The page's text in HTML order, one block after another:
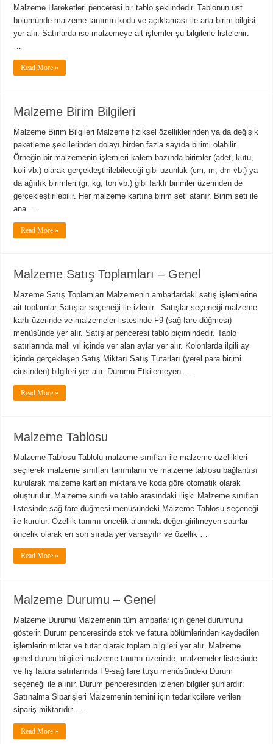
Malzeme Hareketleri penceresi bir tablo şeklindedir. Tablonun üst
bölümünde malzeme tanımın kodu ve açıklaması ile ana birim bilgisi
yer alır. Satırlarda ise malzemeye ait işlemler şu bilgilerle listelenir:
Read More »
Malzeme Birim Bilgileri
Malzeme Birim Bilgileri Malzeme fiziksel özelliklerinden ya da değişik
paketleme şekillerinden dolayı birden fazla sayıda birimi olabilir.
Örneğin bir malzemenin işlemleri kalem bazında birimler (adet, kutu,
koli vb.) olarak gerçekleştirilebileceği gibi uzunluk (cm, m, dm vb.) ya
da ağırlık birimleri (gr, kg, ton vb.) gibi farklı birimler üzerinden de
gerçekleştirilebilir. Her malzeme kartına birim seti atanır. Birim seti ile
ana …
Read More »
Malzeme Satış Toplamları – Genel
Mazeme Satış Toplamları Malzemenin ambarlardaki satış işlemlerine
ait toplamlar Satışlar seçeneği ile izlenir. Satışlar seçeneği malzeme
kartı üzerinde ve malzemeler listesinde F9 (sağ fare düğmesi)
menüsünde yer alır. Satışlar penceresi tablo biçimindedir. Tablo
satırlarında mali yıl içinde yer alan aylar yer alır. Kolonlarda ilgili ay
içinde gerçekleşen Satış Miktarı Satış Tutarları (yerel para birimi
cinsinden) bilgileri yer alır. Durumu Etkilemeyen …
Read More »
Malzeme Tablosu
Malzeme Tablosu Tablolu malzeme sınıfları ile malzeme özellikleri
seçilerek malzeme sınıfları tanımlanır ve malzeme tablosu bağlantısı
kurularak malzeme kartları miktara ve koda göre otomatik olarak
oluşturulur. Malzeme sınıfı ve tablo arasındaki ilişki Malzeme sınıfları
listesinde sağ fare düğmesi menüsündeki Malzeme Tablosu seçeneği
ile kurulur. Özellik tanımı öncelik alanında değer girilmeyen satırlar
öncelik olarak en son sırada yer varsayılır ve özellik …
Read More »
Malzeme Durumu – Genel
Malzeme Durumu Malzemenin tüm ambarlar için genel durumunu
gösterir. Durum penceresinde stok ve fatura bölümlerinden kaydedilen
işlemlerin miktar ve tutar olarak toplam bilgileri yer alır. Malzeme
genel durum bilgileri malzeme tanımı üzerinde, malzemeler listesinde
ve fiş fatura satırlarında F9-sağ fare tuşu menüsündeki Durum
seçeneği ile alınır. Durum penceresinden izlenen bilgiler şunlardır:
Satınalma Siparişleri Malzemenin temini için tedarikçilere verilen
sipariş miktarıdır. …
Read More »